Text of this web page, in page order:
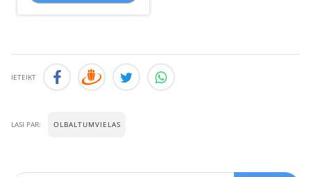
IETEIKT
LASI PAR: OLBALTUMVIELAS